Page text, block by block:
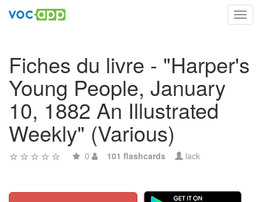
Fiches du livre - "Harper's
Young People, January
10, 1882 An Illustrated
Weekly" (Various)
0 101 flashcards lack